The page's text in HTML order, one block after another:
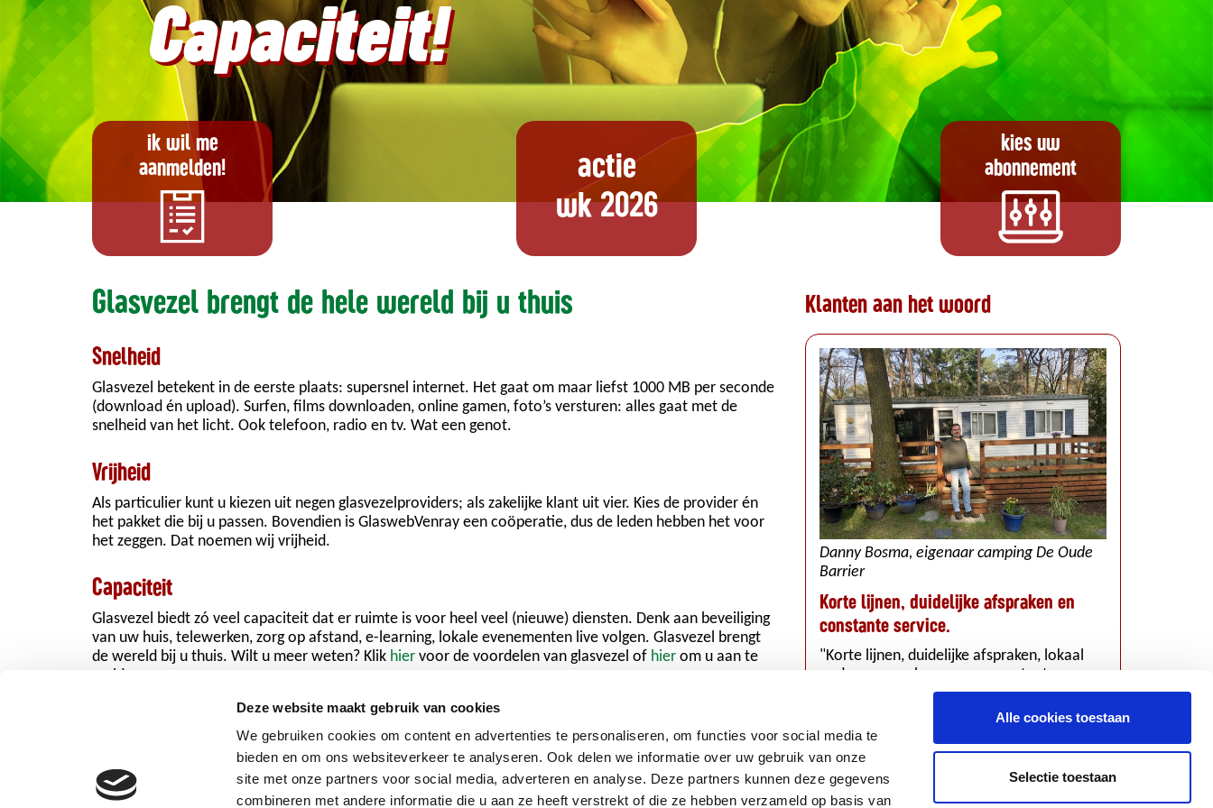
Deze website maakt gebruik van cookies
We gebruiken cookies om content en advertenties te personaliseren, om functies voor social media te
bieden en om ons websiteverkeer te analyseren. Ook delen we informatie over uw gebruik van onze
site met onze partners voor social media, adverteren en analyse. Deze partners kunnen deze gegevens
combineren met andere informatie die u aan ze heeft verstrekt of die ze hebben verzameld op basis van
Alle cookies toestaan
Selectie toestaan
Capaciteit!
ik wil me
aanmelden!
actie
wk 2026
kies uw
abonnement
Glasvezel brengt de hele wereld bij u thuis
Snelheid
Glasvezel betekent in de eerste plaats: supersnel internet. Het gaat om maar liefst 1000 MB per seconde
(download én upload). Surfen, films downloaden, online gamen, foto’s versturen: alles gaat met de
snelheid van het licht. Ook telefoon, radio en tv. Wat een genot.
Vrijheid
Als particulier kunt u kiezen uit negen glasvezelproviders; als zakelijke klant uit vier. Kies de provider én
het pakket die bij u passen. Bovendien is GlaswebVenray een coöperatie, dus de leden hebben het voor
het zeggen. Dat noemen wij vrijheid.
Capaciteit
Glasvezel biedt zó veel capaciteit dat er ruimte is voor heel veel (nieuwe) diensten. Denk aan beveiliging
van uw huis, telewerken, zorg op afstand, e-learning, lokale evenementen live volgen. Glasvezel brengt
de wereld bij u thuis. Wilt u meer weten? Klik hier voor de voordelen van glasvezel of hier om u aan te
melden.
start de keuzehulp
Klanten aan het woord
Voorbereid op de toekomst
“Wij hebben voor glasvezel gekozen vanuit
maatschappelijke betrokkenheid. Ons KPN-
we toch om mee te doen. Onze ervaring is
dat mensen in deze regio iets voor elkaar
over hebben. Daarom zijn we ook hier
komen wonen. We kunnen iedereen
Danny Bosma, eigenaar camping De Oude
Barrier
Korte lijnen, duidelijke afspraken en
constante service.
"Korte lijnen, duidelijke afspraken, lokaal
ondernemerschap en een constante
service. Daarom hebben wij een
glasvezelaansluiting van GlaswebVenray en
een abonnement bij TriNed. Zo zijn we zelfs
bij topdrukte zeker van een uitstekende
kreeg ik
zijn van